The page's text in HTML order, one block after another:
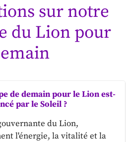
sur notre
du Lion pour
de demain pour le Lion est-
par le Soleil ?
du Lion,
l'énergie, la vitalité et la